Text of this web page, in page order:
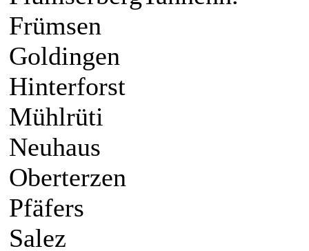
Frümsen
Goldingen
Hinterforst
Mühlrüti
Neuhaus
Oberterzen
Pfäfers
Salez